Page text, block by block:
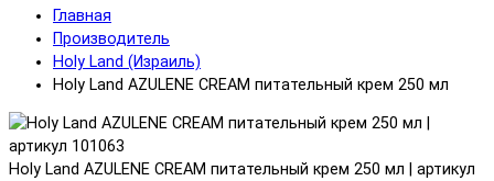
Главная
Производитель
Holy Land (Израиль)
Holy Land AZULENE CREAM питательный крем 250 мл
Holy Land AZULENE CREAM питательный крем 250 мл | артикул